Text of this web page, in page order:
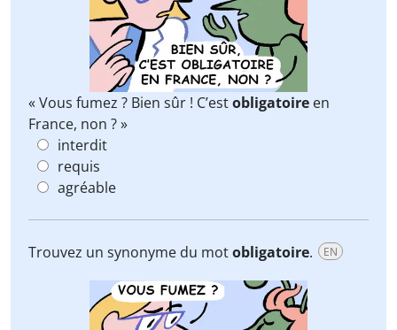
« Vous fumez ? Bien sûr ! C’estobligatoire en
France, non ? »
interdit
requis
agréable
Trouvez un synonyme du motobligatoire. EN